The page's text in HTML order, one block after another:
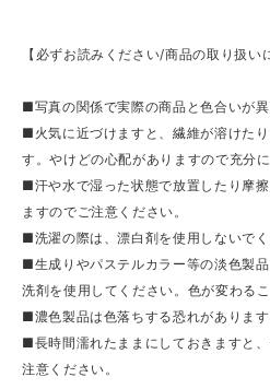
【必ずお読みください/商品の取り扱い
■写真の関係で実際の商品と色合いが異
■火気に近づけますと、繊維が溶けた
す。やけどの心配がありますので充分
■汗や水で湿った状態で放置したり摩
ますのでご注意ください。
■洗濯の際は、漂白剤を使用しないでく
■生成りやパステルカラー等の淡色製
洗剤を使用してください。色が変わるこ
■濃色製品は色落ちする恐れがあります
■長時間濡れたままにしておきますと
注意ください。